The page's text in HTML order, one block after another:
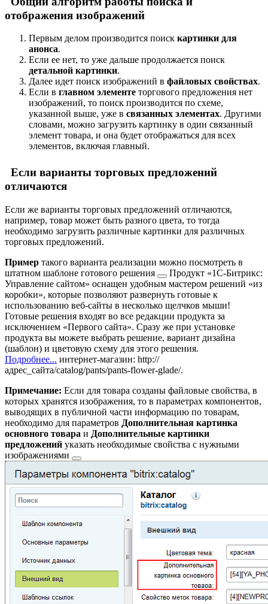
отображения изображений
Первым делом производится поиск картинки для
анонса.
Если ее нет, то уже дальше продолжается поиск
детальной картинки.
Далее идет поиск изображений в файловых свойствах.
Если в главном элементе торгового предложения нет
изображений, то поиск производится по схеме,
указанной выше, уже в связанных элементах. Другими
словами, можно загрузить картинку в один связанный
элемент товара, и она будет отображаться для всех
элементов, включая главный.
Если варианты торговых предложений
отличаются
Если же варианты торговых предложений отличаются,
например, товар может быть разного цвета, то тогда
необходимо загрузить различные картинки для различных
торговых предложений.
Пример такого варианта реализации можно посмотреть в
штатном шаблоне готового решения
Продукт «1С-Битрикс:
Управление сайтом» оснащен удобным мастером решений «из
коробки», которые позволяют развернуть готовые к
использованию веб-сайты в несколько щелчков мыши!
Готовые решения входят во все редакции продукта за
исключением «Первого сайта». Сразу же при установке
продукта вы можете выбрать решение, вариант дизайна
(шаблон) и цветовую схему для этого решения.
Подробнее... интернет-магазин: http://
адрес_сайта/catalog/pants/pants-flower-glade/.
Примечание: Если для товара созданы файловые свойства, в
которых хранятся изображения, то в параметрах компонентов,
выводящих в публичной части информацию по товарам,
необходимо для параметров Дополнительная картинка
основного товара и Дополнительные картинки
предложений указать необходимые свойства с нужными
изображениями